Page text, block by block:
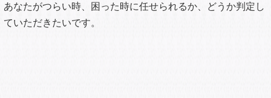
あなたがつらい時、困った時に任せられるか、どうか判定し
ていただきたいです。